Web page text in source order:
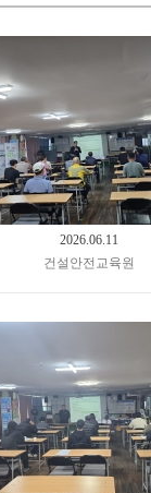
2026.06.11
건설안전교육원